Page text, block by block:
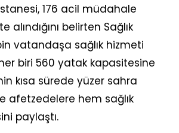
176 acil müdahale
belirten Sağlık
vatandaşa sağlık hizmeti
biri 560 yatak kapasitesine
kısa sürede yüzer sahra
afetzedelere hem sağlık
paylaştı.